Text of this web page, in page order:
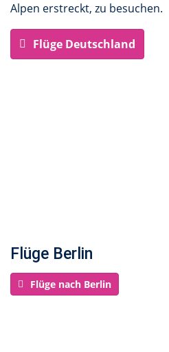
Alpen erstreckt, zu besuchen.
Flüge Deutschland
Flüge Berlin
Flüge nach Berlin